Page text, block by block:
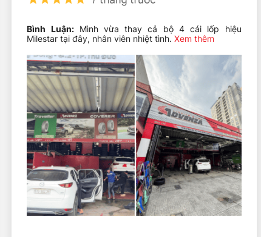
Bình Luận:Mình vừa thay cả bộ 4 cái lốp hiệu
Milestar tại đây, nhân viên nhiệt tình.Xem thêm